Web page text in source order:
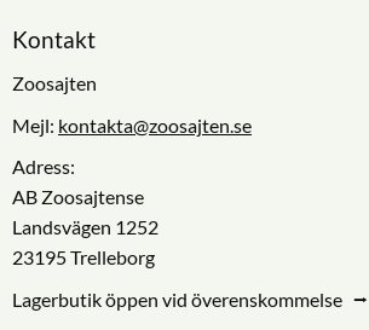
Kontakt
Zoosajten
Mejl: kontakta@zoosajten.se
Adress:
AB Zoosajtense
Landsvägen 1252
23195 Trelleborg
Lagerbutik öppen vid överenskommelse ⭢